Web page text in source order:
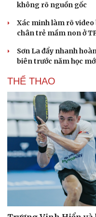
Văn hóa
Sân khấu - Điện ảnh
Âm nhạc
Di sản
không rõ nguồn gốc
Xác minh làm rõ video
chân trẻ mầm non ở
Sơn La đẩy nhanh
biên trước năm học
THỂ THAO